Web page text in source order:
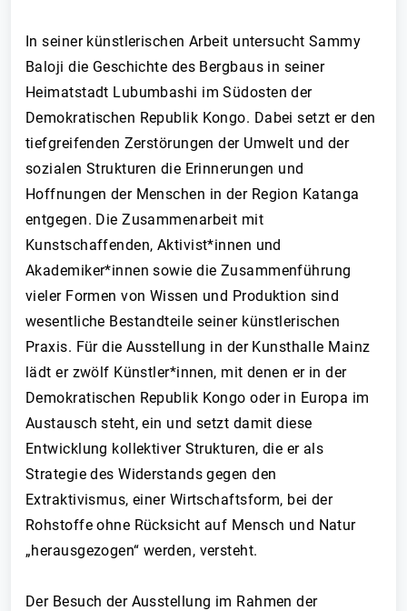
In seiner künstlerischen Arbeit untersucht Sammy
Baloji die Geschichte des Bergbaus in seiner
Heimatstadt Lubumbashi im Südosten der
Demokratischen Republik Kongo. Dabei setzt er den
tiefgreifenden Zerstörungen der Umwelt und der
sozialen Strukturen die Erinnerungen und
Hoffnungen der Menschen in der Region Katanga
entgegen. Die Zusammenarbeit mit
Kunstschaffenden, Aktivist*innen und
Akademiker*innen sowie die Zusammenführung
vieler Formen von Wissen und Produktion sind
wesentliche Bestandteile seiner künstlerischen
Praxis. Für die Ausstellung in der Kunsthalle Mainz
lädt er zwölf Künstler*innen, mit denen er in der
Demokratischen Republik Kongo oder in Europa im
Austausch steht, ein und setzt damit diese
Entwicklung kollektiver Strukturen, die er als
Strategie des Widerstands gegen den
Extraktivismus, einer Wirtschaftsform, bei der
Rohstoffe ohne Rücksicht auf Mensch und Natur
„herausgezogen“ werden, versteht.
Der Besuch der Ausstellung im Rahmen der